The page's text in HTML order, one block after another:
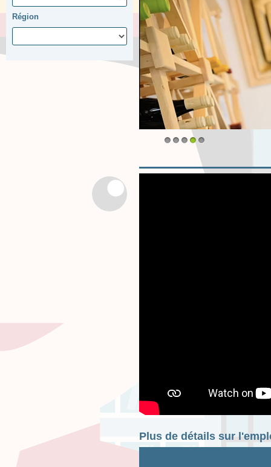
Région
Plus de détails sur